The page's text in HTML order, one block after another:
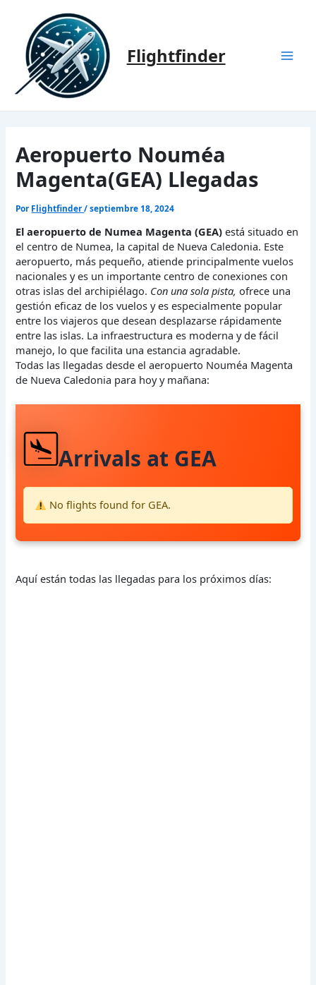
contenido
Flightfinder
Aeropuerto Nouméa
Magenta(GEA) Llegadas
Por Flightfinder/septiembre 18, 2024
El aeropuerto de Numea Magenta (GEA) está situado en
el centro de Numea, la capital de Nueva Caledonia. Este
aeropuerto, más pequeño, atiende principalmente vuelos
nacionales y es un importante centro de conexiones con
otras islas del archipiélago. Con una sola pista, ofrece una
gestión eficaz de los vuelos y es especialmente popular
entre los viajeros que desean desplazarse rápidamente
entre las islas. La infraestructura es moderna y de fácil
manejo, lo que facilita una estancia agradable.
Todas las llegadas desde el aeropuerto Nouméa Magenta
de Nueva Caledonia para hoy y mañana:
Arrivals at GEA
No flights found for GEA.
Aquí están todas las llegadas para los próximos días: